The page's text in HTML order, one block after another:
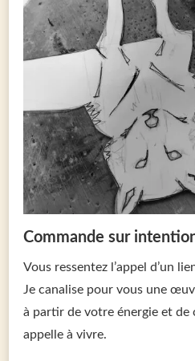
Commande sur
Vous ressentez l’appel d’un
Je canalise pour vous une
à partir de votre énergie et de
appelle à vivre.